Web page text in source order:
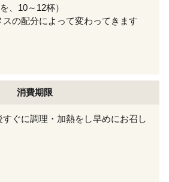
、10～12杯）
の配分によって変わってきます
消費期限
ぐに調理・加熱をし早めにお召し